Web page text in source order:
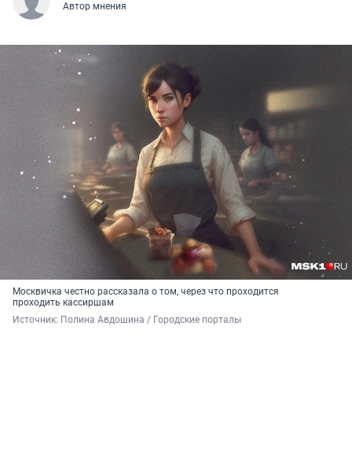
Автор мнения
Москвичка честно рассказала о том, через что проходится
проходить кассиршам
Источник: Полина Авдошина / Городские порталы